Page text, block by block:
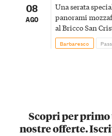
08
AGO
Una serata
panorami
al Bricco San
Barbaresco
Scopri per
nostre offerte.